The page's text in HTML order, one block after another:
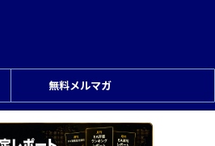
無料メルマガ